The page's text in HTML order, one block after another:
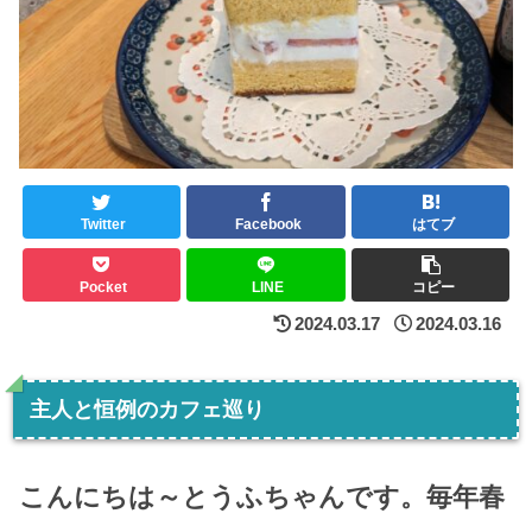
Twitter Facebook はてブ
Pocket LINE コピー
2024.03.17 2024.03.16
主人と恒例のカフェ巡り
こんにちは～とうふちゃんです。毎年春